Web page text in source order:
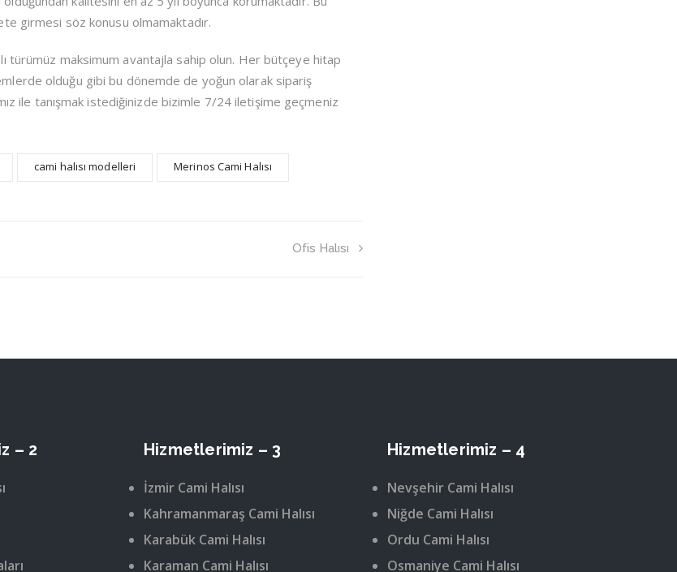
girmesi söz konusu olmamaktadır.
türümüz maksimum avantajla sahip olun. Her bütçeye hitap
olduğu gibi bu dönemde de yoğun olarak sipariş
ile tanışmak istediğinizde bizimle 7/24 iletişime geçmeniz
cami halısı modelleri Merinos Cami Halısı
Ofis Halısı
– 2 Hizmetlerimiz – 3
İzmir Cami Halısı
Kahramanmaraş Cami Halısı
Karabük Cami Halısı
Karaman Cami Halısı
Hizmetlerimiz – 4
Nevşehir Cami Halısı
Niğde Cami Halısı
Ordu Cami Halısı
Osmaniye Cami Halısı